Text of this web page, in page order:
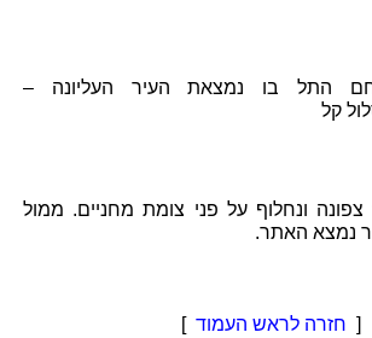
התל בו נמצאת העיר העליונה –
קל
ניסע על כביש 90 צפונה ונחלוף על פני צומת מחניים. ממול
נמצא האתר.
[ חזרה לראש העמוד ]